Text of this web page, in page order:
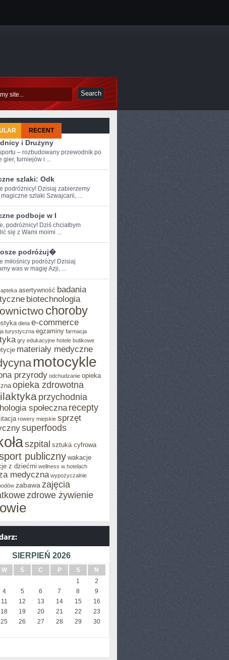
RECENT
i Drużyny
– rozbudowany przewodnik po
gier, turniejów i ...
szlaki: Odk
podróżnicy! Dzisiaj ​zabierzemy
szlaki Szwajcarii, ...
podboje w I
podróżnicy! Dziś chciałbym
się z Wami moimi⁣ ...
podróżuj�
miłośnicy podróży! Dzisiaj
was w magię Azji,‍ ...
apteka asertywność badania
biotechnologia
choroby
dieta e-commerce
turystyczna egzaminy farmacja
gry edukacyjne hotele butikowe
materiały medyczne
motocykle
przyrody odchudzanie opieka
opieka zdrowotna
przychodnia
społeczna recepty
rowery miejskie sprzęt
superfoods
szpital sztuka cyfrowa
publiczny wakacje
z dziećmi wellness w hotelach
medyczna wypożyczalnie
zabawa zajęcia
zdrowe żywienie
SIERPIEŃ 2026
W Ś C P S
N
1
2
4 5 6 7 8
9
11 12 13 14 15
16
18 19 20 21 22
23
25 26 27 28 29
30